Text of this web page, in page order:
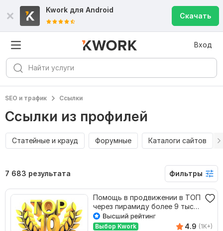
Kwork для Android
Скачать
Вход
SEO и трафик Ссылки
Ссылки из профилей
Статейные и крауд Форумные Каталоги сайтов
7 683 результата Фильтры
Помощь в продвижении в ТОП
через пирамиду более 9 тыс
ссылок
Выбор Kwork 4.9 (1K+)